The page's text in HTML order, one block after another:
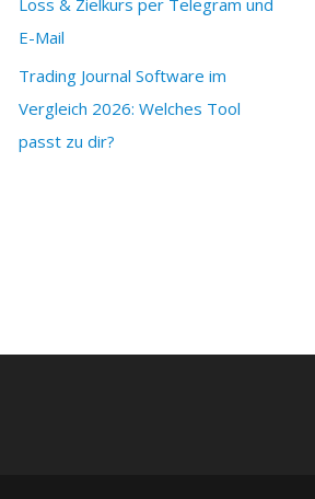
E-Mail
Trading Journal Software im
Vergleich 2026: Welches Tool
passt zu dir?